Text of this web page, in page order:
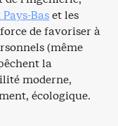
Baset les
de favoriser à
(même
la
moderne,
écologique.